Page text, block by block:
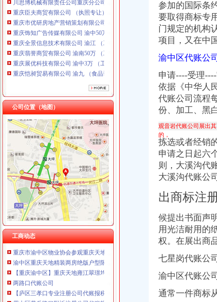
重庆臣夫商贸有限公司 （执照专让）
重庆市优研房地产营销策划有限公司
重庆饰知广告传媒有限公司 渝中50万 （工商注册）
重庆全景信息技术有限公司 渝江 （工商注册）
重庆翡誉商贸有限公司 渝南50万 （工商注册）
重庆展优科技有限公司 渝中3万 （工商注册）
重庆恺昶贸易有限公司 渝九 （食品许可证）
重庆同济汽车设计有限公司 渝江25万 （工商注册）
重庆科发表面处理有限责任公司 渝北800万 （进出口权）
重庆德谋生产力促进中心有限公司 渝大10万 （工商注册）
川思博机械有限责任公司重庆分公司 渝江 （工商注册）
公司位置（地图）
工商动态
渝中区重庆天地
重庆渝中区的重庆天地除了琳琅,还有哪些地方可以接办宴？_搜
【多图】渝中区重庆天地板式精装江景豪宅现房带人和街学指标,
重庆市渝中区人民
重庆天地写字楼|重庆市辖区渝中区重庆天地写字楼|地理位置|交通状况|
【图】邻解放碑洪崖洞重庆天地北欧简约大床房_渝中区短租公寓_途家
重庆渝中重庆天地户型图-找我家-土巴兔装修网
请问渝中区重庆天地这附近有什么送外卖的啊急求_重庆吧_百度贴吧
重庆市渝中区物业协会参观重庆天地认可丰诚物业优质服务_新浪家居
渝中区重庆天地精装两房绝版户型限量团购热销,重庆天地二手房,
【重庆渝中区】重庆天地雍江翠璟均价元/平米架报名中_重
两路口代账公司
【庐区三孝口专业注册公司代账报税欢迎来电咨询丁莉免费申请一
蜀山区黄岳路口附近注册公司代账报税找江秀秀低价注册-合肥58同城
参加的国际条
要取得商标专
门规定的机构
项目，又在中
渝中区代账公
申请----受理
依据《中华人
代账公司流程
份、加工、黑
观音岩代账公司展出
的，
拣选或者经销
申请之日起六
则， 大溪沟代
大溪沟代账公
出商标注
候提出书面声
用光洁耐用的
权。在展出商
七星岗代账公
渝中区代账公
通常一件商标